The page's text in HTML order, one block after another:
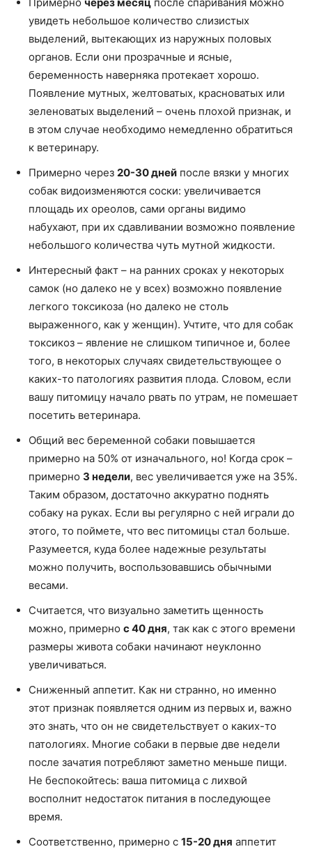
увидеть небольшое количество слизистых
выделений, вытекающих из наружных половых
органов. Если они прозрачные и ясные,
беременность наверняка протекает хорошо.
Появление мутных, желтоватых, красноватых или
зеленоватых выделений – очень плохой признак, и
в этом случае необходимо немедленно обратиться
к ветеринару.
Примерно через 20-30 дней после вязки у многих
собак видоизменяются соски: увеличивается
площадь их ореолов, сами органы видимо
набухают, при их сдавливании возможно появление
небольшого количества чуть мутной жидкости.
Интересный факт – на ранних сроках у некоторых
самок (но далеко не у всех) возможно появление
легкого токсикоза (но далеко не столь
выраженного, как у женщин). Учтите, что для собак
токсикоз – явление не слишком типичное и, более
того, в некоторых случаях свидетельствующее о
каких-то патологиях развития плода. Словом, если
вашу питомицу начало рвать по утрам, не помешает
посетить ветеринара.
Общий вес беременной собаки повышается
примерно на 50% от изначального, но! Когда срок –
примерно 3 недели, вес увеличивается уже на 35%.
Таким образом, достаточно аккуратно поднять
собаку на руках. Если вы регулярно с ней играли до
этого, то поймете, что вес питомицы стал больше.
Разумеется, куда более надежные результаты
можно получить, воспользовавшись обычными
весами.
Считается, что визуально заметить щенность
можно, примерно с 40 дня, так как с этого времени
размеры живота собаки начинают неуклонно
увеличиваться.
Сниженный аппетит. Как ни странно, но именно
этот признак появляется одним из первых и, важно
это знать, что он не свидетельствует о каких-то
патологиях. Многие собаки в первые две недели
после зачатия потребляют заметно меньше пищи.
Не беспокойтесь: ваша питомица с лихвой
восполнит недостаток питания в последующее
время.
Соответственно, примерно с 15-20 дня аппетит